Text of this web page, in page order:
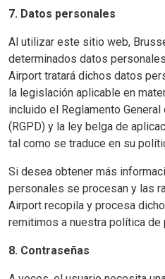
7. Datos personales
Al utilizar este sitio web,
determinados datos
Airport tratará dichos datos
la legislación aplicable en
incluido el Reglamento
(RGPD) y la ley belga de
tal como se traduce en su
Si desea obtener más
personales se procesan y las
Airport recopila y procesa
remitimos a nuestra política de
8. Contraseñas